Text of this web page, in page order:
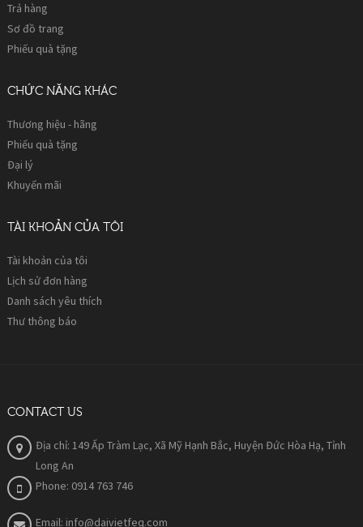
Trả hàng
Sơ đồ trang
Phiếu quà tặng
CHỨC NĂNG KHÁC
Thương hiệu - hãng
Phiếu quà tặng
Đại lý
Khuyến mãi
TÀI KHOẢN CỦA TÔI
Tài khoản của tôi
Lịch sử đơn hàng
Danh sách yêu thích
Thư thông báo
CONTACT US
Địa chỉ: 149 Ấp Tràm Lạc, Xã Mỹ Hạnh Bắc, Huyện Đức Hòa Hạ, Tỉnh
Long An
Phone: 0914 763 746
Email: info@daivietfeq.com